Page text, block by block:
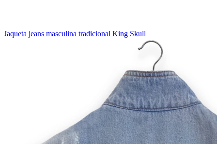
Jaqueta jeans masculina tradicional King Skull